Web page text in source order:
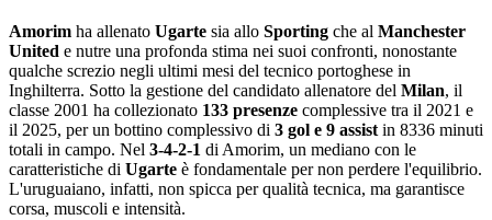
Amorim ha allenato Ugarte sia allo Sporting che al Manchester
United e nutre una profonda stima nei suoi confronti, nonostante
qualche screzio negli ultimi mesi del tecnico portoghese in
Inghilterra. Sotto la gestione del candidato allenatore del Milan, il
classe 2001 ha collezionato 133 presenze complessive tra il 2021 e
il 2025, per un bottino complessivo di 3 gol e 9 assist in 8336 minuti
totali in campo. Nel 3-4-2-1 di Amorim, un mediano con le
caratteristiche di Ugarte è fondamentale per non perdere l'equilibrio.
L'uruguaiano, infatti, non spicca per qualità tecnica, ma garantisce
corsa, muscoli e intensità.